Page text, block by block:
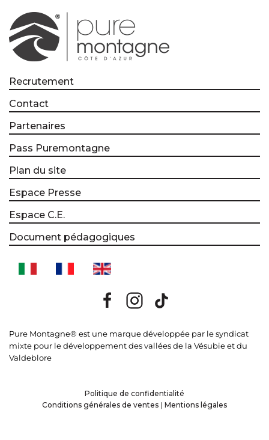
Recrutement
Contact
Partenaires
Pass Puremontagne
Plan du site
Espace Presse
Espace C.E.
Document pédagogiques
Pure Montagne® est une marque développée par le syndicat
mixte pour le développement des vallées de la Vésubie et du
Valdeblore
Politique de confidentialité
Conditions générales de ventes | Mentions légales